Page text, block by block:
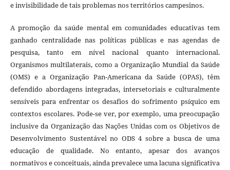
e invisibilidade de tais problemas nos territórios campesinos.
A promoção da saúde mental em comunidades educativas tem
ganhado centralidade nas políticas públicas e nas agendas de
pesquisa, tanto em nível nacional quanto internacional.
Organismos multilaterais, como a Organização Mundial da Saúde
(OMS) e a Organização Pan-Americana da Saúde (OPAS), têm
defendido abordagens integradas, intersetoriais e culturalmente
sensíveis para enfrentar os desafios do sofrimento psíquico em
contextos escolares. Pode-se ver, por exemplo, uma preocupação
inclusive da Organização das Nações Unidas com os Objetivos de
Desenvolvimento Sustentável no ODS 4 sobre a busca de uma
educação de qualidade. No entanto, apesar dos avanços
normativos e conceituais, ainda prevalece uma lacuna significativa